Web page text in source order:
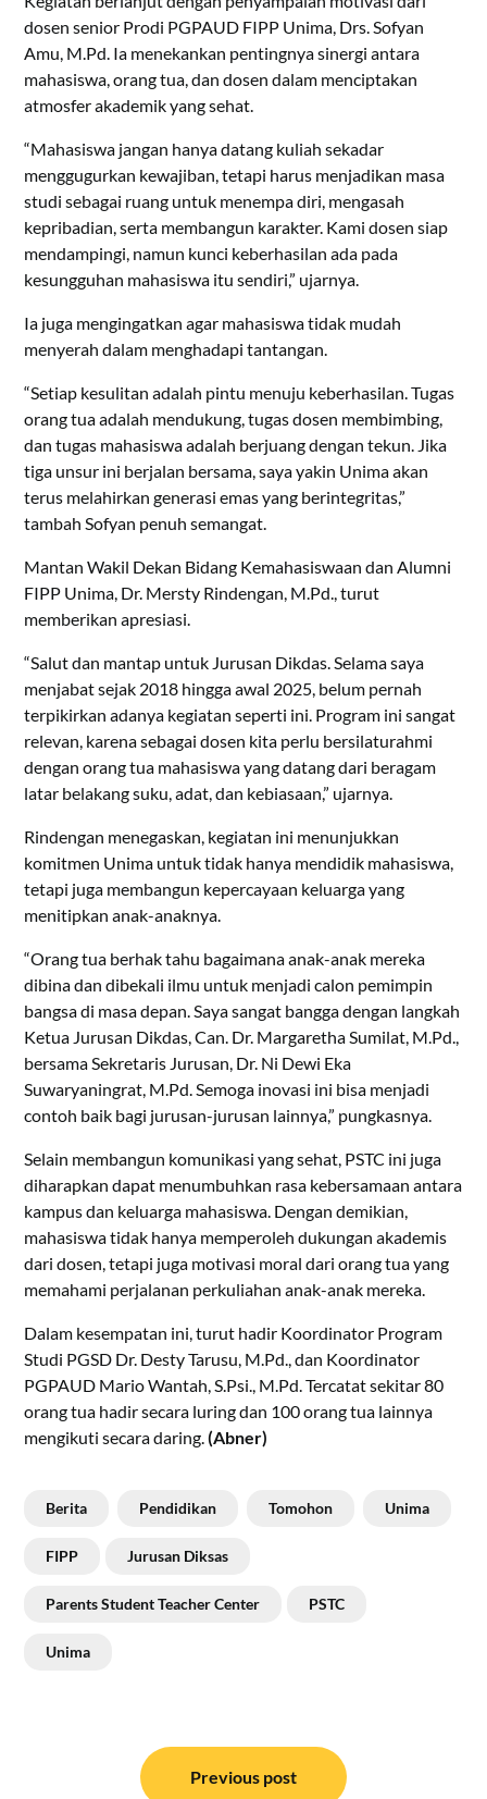
dosen senior Prodi PGPAUD FIPP Unima, Drs. Sofyan
Amu, M.Pd. Ia menekankan pentingnya sinergi antara
mahasiswa, orang tua, dan dosen dalam menciptakan
atmosfer akademik yang sehat.
“Mahasiswa jangan hanya datang kuliah sekadar
menggugurkan kewajiban, tetapi harus menjadikan masa
studi sebagai ruang untuk menempa diri, mengasah
kepribadian, serta membangun karakter. Kami dosen siap
mendampingi, namun kunci keberhasilan ada pada
kesungguhan mahasiswa itu sendiri,” ujarnya.
Ia juga mengingatkan agar mahasiswa tidak mudah
menyerah dalam menghadapi tantangan.
“Setiap kesulitan adalah pintu menuju keberhasilan. Tugas
orang tua adalah mendukung, tugas dosen membimbing,
dan tugas mahasiswa adalah berjuang dengan tekun. Jika
tiga unsur ini berjalan bersama, saya yakin Unima akan
terus melahirkan generasi emas yang berintegritas,”
tambah Sofyan penuh semangat.
Mantan Wakil Dekan Bidang Kemahasiswaan dan Alumni
FIPP Unima, Dr. Mersty Rindengan, M.Pd., turut
memberikan apresiasi.
“Salut dan mantap untuk Jurusan Dikdas. Selama saya
menjabat sejak 2018 hingga awal 2025, belum pernah
terpikirkan adanya kegiatan seperti ini. Program ini sangat
relevan, karena sebagai dosen kita perlu bersilaturahmi
dengan orang tua mahasiswa yang datang dari beragam
latar belakang suku, adat, dan kebiasaan,” ujarnya.
Rindengan menegaskan, kegiatan ini menunjukkan
komitmen Unima untuk tidak hanya mendidik mahasiswa,
tetapi juga membangun kepercayaan keluarga yang
menitipkan anak-anaknya.
“Orang tua berhak tahu bagaimana anak-anak mereka
dibina dan dibekali ilmu untuk menjadi calon pemimpin
bangsa di masa depan. Saya sangat bangga dengan langkah
Ketua Jurusan Dikdas, Can. Dr. Margaretha Sumilat, M.Pd.,
bersama Sekretaris Jurusan, Dr. Ni Dewi Eka
Suwaryaningrat, M.Pd. Semoga inovasi ini bisa menjadi
contoh baik bagi jurusan-jurusan lainnya,” pungkasnya.
Selain membangun komunikasi yang sehat, PSTC ini juga
diharapkan dapat menumbuhkan rasa kebersamaan antara
kampus dan keluarga mahasiswa. Dengan demikian,
mahasiswa tidak hanya memperoleh dukungan akademis
dari dosen, tetapi juga motivasi moral dari orang tua yang
memahami perjalanan perkuliahan anak-anak mereka.
Dalam kesempatan ini, turut hadir Koordinator Program
Studi PGSD Dr. Desty Tarusu, M.Pd., dan Koordinator
PGPAUD Mario Wantah, S.Psi., M.Pd. Tercatat sekitar 80
orang tua hadir secara luring dan 100 orang tua lainnya
mengikuti secara daring.(Abner)
Berita Pendidikan Tomohon Unima
FIPP Jurusan Diksas
Parents Student Teacher Center PSTC
Unima
Previous post